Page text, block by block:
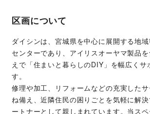
区画について
ダイシンは、宮城県を中心に展開する地
センターであり、アイリスオーヤマ製品
えで「住まいと暮らしのDIY」を幅広くサ
す。
修理や加工、リフォームなどの充実した
ね備え、近隣住民の困りごとを気軽に解
ートナーとして親しまれています。当ス